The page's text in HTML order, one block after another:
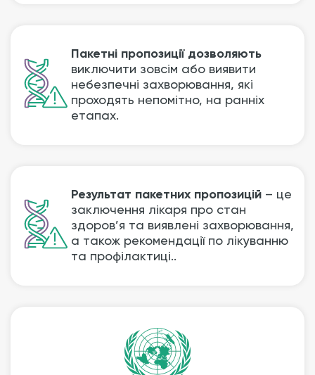
Пакетні пропозиції дозволяють
виключити зовсім або виявити
небезпечні захворювання, які
проходять непомітно, на ранніх
етапах.
Результат пакетних пропозицій – це
заключення лікаря про стан
здоров’я та виявлені захворювання,
а також рекомендації по лікуванню
та профілактиці..